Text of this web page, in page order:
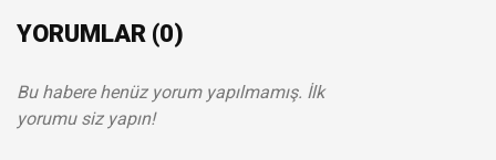
YORUMLAR (0)
Bu habere henüz yorum yapılmamış. İlk
yorumu siz yapın!